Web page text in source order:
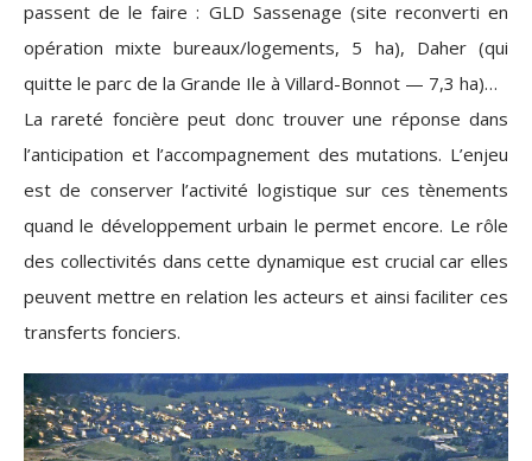
passent de le faire : GLD Sassenage (site reconverti en
opération mixte bureaux/logements, 5 ha), Daher (qui
quitte le parc de la Grande Ile à Villard-Bonnot — 7,3 ha)…
La rareté foncière peut donc trouver une réponse dans
l’anticipation et l’accompagnement des mutations. L’enjeu
est de conserver l’activité logistique sur ces tènements
quand le développement urbain le permet encore. Le rôle
des collectivités dans cette dynamique est crucial car elles
peuvent mettre en relation les acteurs et ainsi faciliter ces
transferts fonciers.